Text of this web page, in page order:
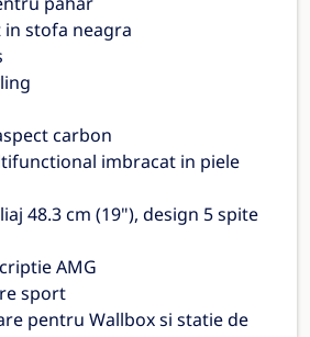
stofa neagra
carbon
imbracat in piele
48.3 cm (19"), design 5 spite
AMG
sport
pentru Wallbox si statie de